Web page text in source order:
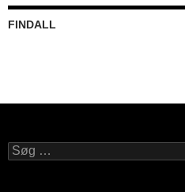
FINDALL
Søg
efter: